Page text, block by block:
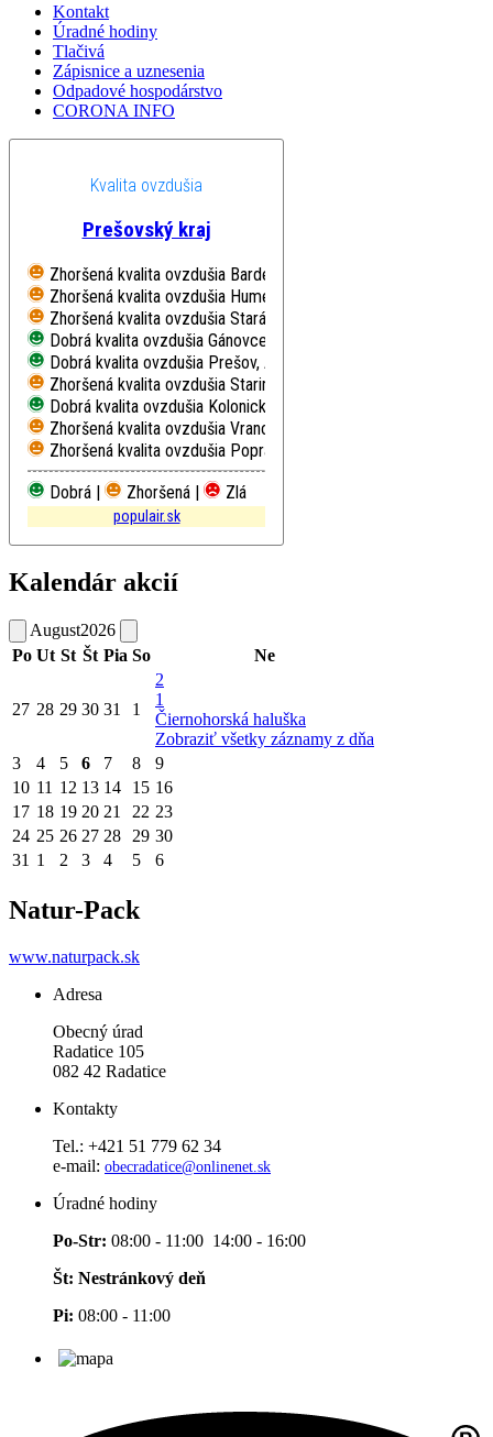
Kontakt
Úradné hodiny
Tlačivá
Zápisnice a uznesenia
Odpadové hospodárstvo
CORONA INFO
Kvalita ovzdušia
Prešovský kraj
Zhoršená kvalita ovzdušia Bardejov, Pod Vinbargom
Zhoršená kvalita ovzdušia Humenné, Nám. Slobody
Zhoršená kvalita ovzdušia Stará Lesná, AÚ SAV, EMEP
Dobrá kvalita ovzdušia Gánovce, Meteo. st.
Dobrá kvalita ovzdušia Prešov, Arm. gen. L. Svobodu
Zhoršená kvalita ovzdušia Starina, Vodná nádrž, EMEP
Dobrá kvalita ovzdušia Kolonické sedlo, Hvezdáreň
Zhoršená kvalita ovzdušia Vranov nad Topľou, M. R. Štefánika
Zhoršená kvalita ovzdušia Poprad, Železničná
Dobrá |
Zhoršená | Zlá
populair.sk
Kalendár akcií
August2026
Po Ut St Št Pia So Ne
27 28 29 30 31 1
2
1
Čiernohorská haluška
Zobraziť všetky záznamy z dňa
3
4 5 6 7 8
9
10 11 12 13 14 15 16
17 18 19 20 21 22 23
24 25 26 27 28 29 30
31 1 2 3 4 5 6
Natur-Pack
www.naturpack.sk
Adresa
Obecný úrad
Radatice 105
082 42 Radatice
Kontakty
Tel.: +421 51 779 62 34
e-mail: obecradatice@onlinenet.sk
Úradné hodiny
Po-Str: 08:00 - 11:00 14:00 - 16:00
Št: Nestránkový deň
Pi: 08:00 - 11:00